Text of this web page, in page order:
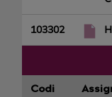
103302
Codi